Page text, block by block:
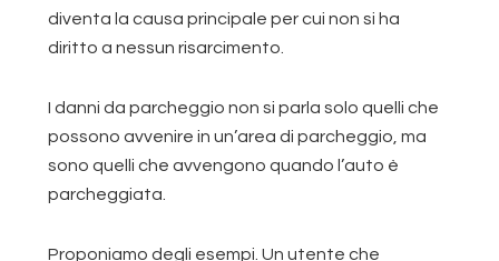
diventa la causa principale per cui non si ha
diritto a nessun risarcimento.
I danni da parcheggio non si parla solo quelli che
possono avvenire in un’area di parcheggio, ma
sono quelli che avvengono quando l’auto è
parcheggiata.
Proponiamo degli esempi. Un utente che